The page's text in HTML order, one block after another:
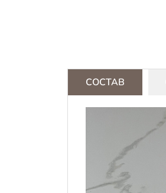
СОСТАВ